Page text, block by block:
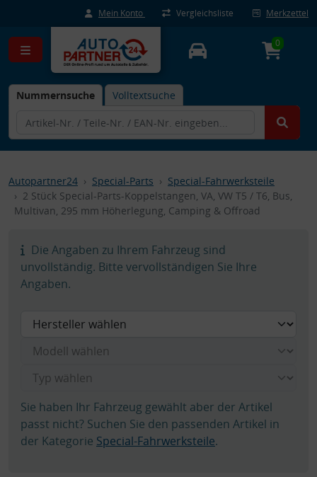
Mein Konto Vergleichsliste Merkzettel
Nummernsuche Volltextsuche
0
Autopartner24 Special-Parts
Special-Fahrwerksteile
2 Stück Special-Parts-Koppelstangen, VA, VW T5 / T6, Bus,
Multivan, 295 mm Höherlegung, Camping & Offroad
Die Angaben zu Ihrem Fahrzeug sind
unvollständig. Bitte vervollständigen Sie Ihre
Angaben.
Sie haben Ihr Fahrzeug gewählt aber der Artikel
passt nicht? Suchen Sie den passenden Artikel in
der Kategorie Special-Fahrwerksteile.